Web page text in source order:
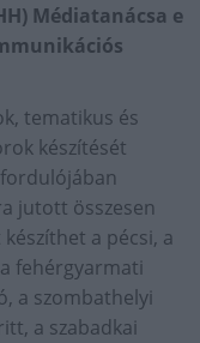
Médiatanácsa e
tematikus és
készítését
jutott összesen
a pécsi, a
fehérgyarmati
a szombathelyi
a szabadkai